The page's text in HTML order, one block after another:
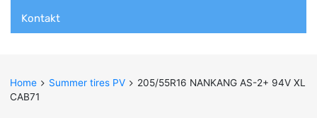
Kontakt
Home Summer tires PV
205/55R16 NANKANG AS-2+ 94V XL
CAB71